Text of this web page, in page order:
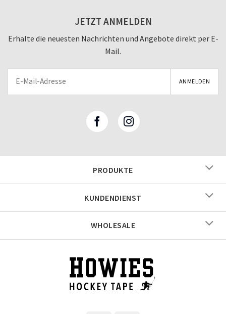
JETZT ANMELDEN
Erhalte die neuesten Nachrichten und Angebote direkt per E-
Mail.
PRODUKTE
KUNDENDIENST
WHOLESALE